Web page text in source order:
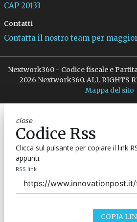
CAP 20133
Contatti
Contatta il nostro team per
Nextwork360 - Codice fiscale e
2026 Nextwork360. ALL RIGHTS
Mappa del sito
close
Codice Rss
Clicca sul pulsante per copiare il link
appunti.
RSS link
COPIA